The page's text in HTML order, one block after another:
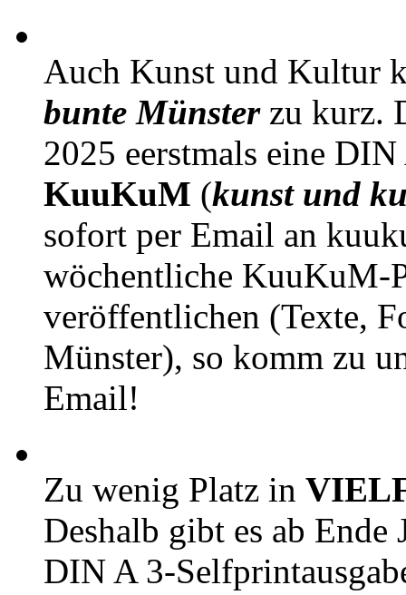
Auch Kunst und Kultur
bunte Münsterzu kurz.
2025 eerstmals eine
KuuKuM (kunst und
sofort per Email an
wöchentliche KuuKuM-
veröffentlichen (Texte,
Münster), so komm zu
Email!
Zu wenig Platz in
Deshalb gibt es ab Ende
DIN A 3-